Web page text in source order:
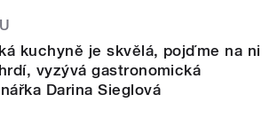
kuchyně je skvělá, pojďme na ni
vyzývá gastronomická
Darina Sieglová